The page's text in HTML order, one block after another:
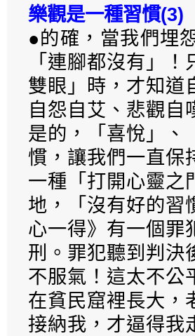
樂觀是一種習慣(3)
●的確，當我們埋
「連腳都沒有」
雙眼」時，才知道
自怨自艾、悲觀自
是的，「喜悅」、
慣，讓我們一直保
一種「打開心靈之
地，「沒有好的習
心一得》有一個罪
刑。罪犯聽到判決
不服氣！這太不公
在貧民窟裡長大，
接納我，才逼得我